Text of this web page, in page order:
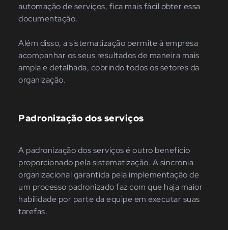
automação de serviços, fica mais fácil obter essa
documentação.
Além disso, a sistematização permite à empresa
acompanhar os seus resultados de maneira mais
ampla e detalhada, cobrindo todos os setores da
organização.
Padronização dos serviços
A padronização dos serviços é outro benefício
proporcionado pela sistematização. A sincronia
organizacional garantida pela implementação de
um processo padronizado faz com que haja maior
habilidade por parte da equipe em executar suas
tarefas.